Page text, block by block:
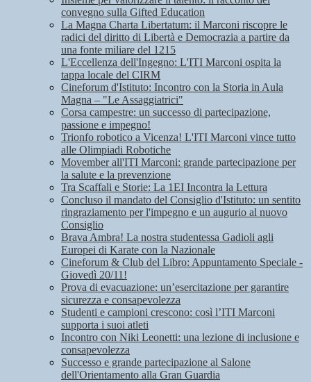
convegno sulla Gifted Education
La Magna Charta Libertatum: il Marconi riscopre le
radici del diritto di Libertà e Democrazia a partire da
una fonte miliare del 1215
L'Eccellenza dell'Ingegno: L'ITI Marconi ospita la
tappa locale del CIRM
Cineforum d'Istituto: Incontro con la Storia in Aula
Magna – "Le Assaggiatrici"
Corsa campestre: un successo di partecipazione,
passione e impegno!
Trionfo robotico a Vicenza! L'ITI Marconi vince tutto
alle Olimpiadi Robotiche
Movember all'ITI Marconi: grande partecipazione per
la salute e la prevenzione
Tra Scaffali e Storie: La 1EI Incontra la Lettura
Concluso il mandato del Consiglio d'Istituto: un sentito
ringraziamento per l'impegno e un augurio al nuovo
Consiglio
Brava Ambra! La nostra studentessa Gadioli agli
Europei di Karate con la Nazionale
Cineforum & Club del Libro: Appuntamento Speciale -
Giovedì 20/11!
Prova di evacuazione: un’esercitazione per garantire
sicurezza e consapevolezza
Studenti e campioni crescono: così l’ITI Marconi
supporta i suoi atleti
Incontro con Niki Leonetti: una lezione di inclusione e
consapevolezza
Successo e grande partecipazione al Salone
dell'Orientamento alla Gran Guardia